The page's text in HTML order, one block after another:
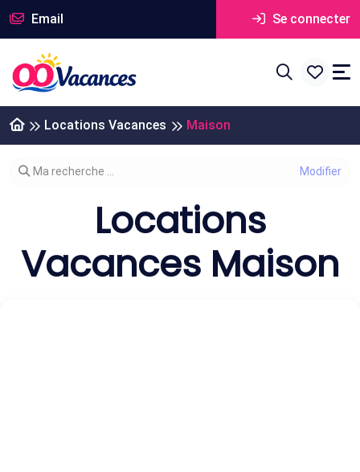
Email Se connecter
Locations Vacances Maison
Modifier votre recherche
Ma recherche ...
Locations
Vacances Maison